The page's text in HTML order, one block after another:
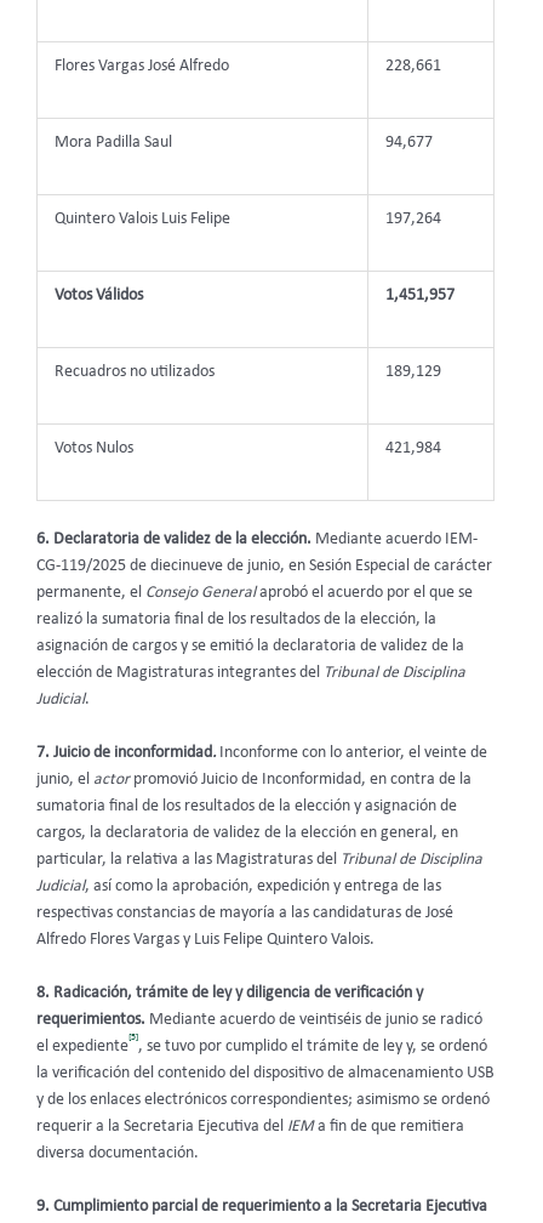
Flores Vargas José Alfredo 228,661
Mora Padilla Saul 94,677
Quintero Valois Luis Felipe 197,264
Votos Válidos 1,451,957
Recuadros no utilizados 189,129
Votos Nulos 421,984
6. Declaratoria de validez de la elección. Mediante acuerdo IEM-
CG-119/2025 de diecinueve de junio, en Sesión Especial de carácter
permanente, el Consejo Generalaprobó el acuerdo por el que se
realizó la sumatoria final de los resultados de la elección, la
asignación de cargos y se emitió la declaratoria de validez de la
elección de Magistraturas integrantes del
Tribunal de Disciplina
Judicial.
7. Juicio de inconformidad.
Inconforme con lo anterior, el veinte de
junio, el actorpromovió Juicio de Inconformidad, en contra de la
sumatoria final de los resultados de la elección y asignación de
cargos, la declaratoria de validez de la elección en general, en
particular, la relativa a las Magistraturas del
Tribunal de Disciplina
Judicial, así como la aprobación, expedición y entrega de las
respectivas constancias de mayoría a las candidaturas de José
Alfredo Flores Vargas y Luis Felipe Quintero Valois.
8. Radicación, trámite de ley y diligencia de verificación y
requerimientos. Mediante acuerdo de veintiséis de junio se radicó
el expediente
[5]
, se tuvo por cumplido el trámite de ley y, se ordenó
la verificación del contenido del dispositivo de almacenamiento USB
y de los enlaces electrónicos correspondientes; asimismo se ordenó
requerir a la Secretaria Ejecutiva del IEMa fin de que remitiera
diversa documentación.
9. Cumplimiento parcial de requerimiento a la Secretaria Ejecutiva